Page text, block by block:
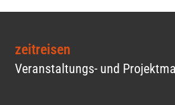
zeitreisen
Veranstaltungs- und